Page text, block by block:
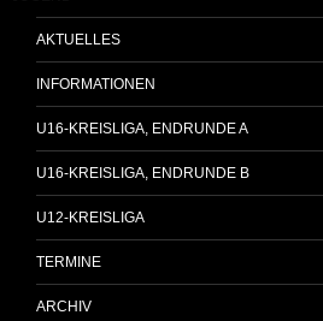
AKTUELLES
INFORMATIONEN
U16-KREISLIGA, ENDRUNDE A
U16-KREISLIGA, ENDRUNDE B
U12-KREISLIGA
TERMINE
ARCHIV